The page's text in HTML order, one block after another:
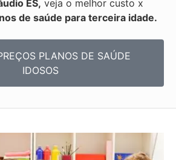
ES, veja o melhor custo x
de saúde para terceira idade.
PLANOS DE SAÚDE
IDOSOS